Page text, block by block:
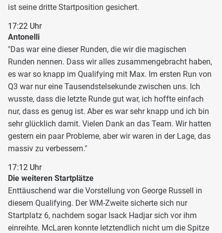
ist seine dritte Startposition gesichert.
17:22 Uhr
Antonelli
"Das war eine dieser Runden, die wir die magischen
Runden nennen. Dass wir alles zusammengebracht haben,
es war so knapp im Qualifying mit Max. Im ersten Run von
Q3 war nur eine Tausendstelsekunde zwischen uns. Ich
wusste, dass die letzte Runde gut war, ich hoffte einfach
nur, dass es genug ist. Aber es war sehr knapp und ich bin
sehr glücklich damit. Vielen Dank an das Team. Wir hatten
gestern ein paar Probleme, aber wir waren in der Lage, das
massiv zu verbessern."
17:12 Uhr
Die weiteren Startplätze
Enttäuschend war die Vorstellung von George Russell in
diesem Qualifying. Der WM-Zweite sicherte sich nur
Startplatz 6, nachdem sogar Isack Hadjar sich vor ihm
einreihte. McLaren konnte letztendlich nicht um die Spitze